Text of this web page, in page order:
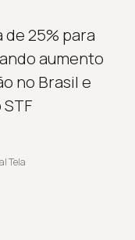
25% para
aumento
no Brasil e
Tela